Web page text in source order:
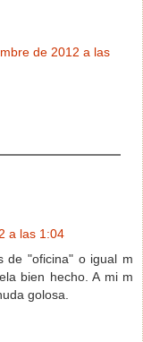
de 2012 a las
a las 1:04
de "oficina" o igual m
bien hecho. A mi m
golosa.